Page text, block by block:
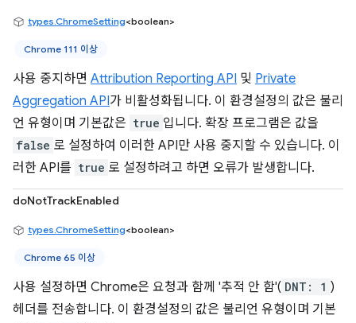
types.ChromeSetting<boolean>
Chrome 111 이상
사용 중지하면 Attribution Reporting API 및 Private
Aggregation API가 비활성화됩니다. 이 환경설정의 값은 불리
언 유형이며 기본값은 true 입니다. 확장 프로그램은 값을
false 로 설정하여 이러한 API만 사용 중지할 수 있습니다. 이
러한 API를 true 로 설정하려고 하면 오류가 발생합니다.
doNotTrackEnabled
types.ChromeSetting<boolean>
Chrome 65 이상
사용 설정하면 Chrome은 요청과 함께 '추적 안 함'( DNT: 1 )
헤더를 전송합니다. 이 환경설정의 값은 불리언 유형이며 기본